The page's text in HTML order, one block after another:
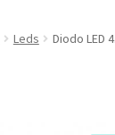
Leds Diodo LED